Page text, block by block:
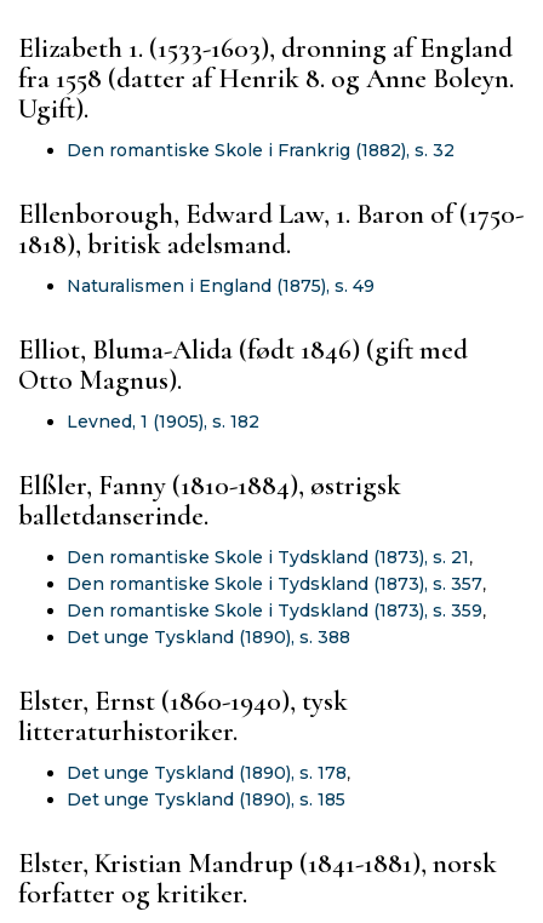
Elizabeth 1. (1533-1603), dronning af England
fra 1558 (datter af Henrik 8. og Anne Boleyn.
Ugift).
Den romantiske Skole i Frankrig (1882), s. 32
Ellenborough, Edward Law, 1. Baron of (1750-
1818), britisk adelsmand.
Naturalismen i England (1875), s. 49
Elliot, Bluma-Alida (født 1846) (gift med
Otto Magnus).
Levned, 1 (1905), s. 182
Elßler, Fanny (1810-1884), østrigsk
balletdanserinde.
Den romantiske Skole i Tydskland (1873), s. 21,
Den romantiske Skole i Tydskland (1873), s. 357,
Den romantiske Skole i Tydskland (1873), s. 359,
Det unge Tyskland (1890), s. 388
Elster, Ernst (1860-1940), tysk
litteraturhistoriker.
Det unge Tyskland (1890), s. 178,
Det unge Tyskland (1890), s. 185
Elster, Kristian Mandrup (1841-1881), norsk
forfatter og kritiker.